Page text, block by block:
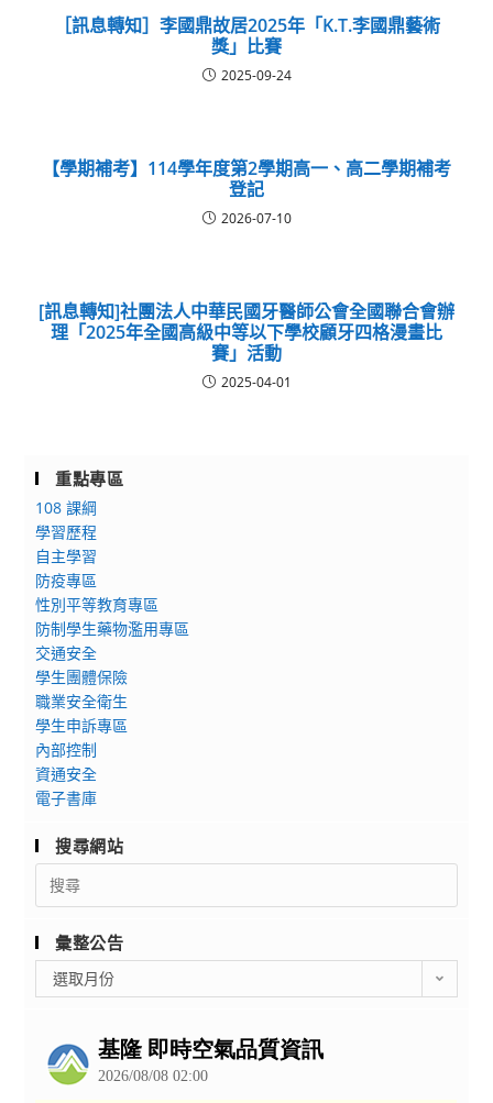
［訊息轉知］李國鼎故居2025年「K.T.李國鼎藝術
獎」比賽
2025-09-24
【學期補考】114學年度第2學期高一、高二學期補考
登記
2026-07-10
[訊息轉知]社團法人中華民國牙醫師公會全國聯合會辦
理「2025年全國高級中等以下學校顧牙四格漫畫比
賽」活動
2025-04-01
重點專區
108 課綱
學習歷程
自主學習
防疫專區
性別平等教育專區
防制學生藥物濫用專區
交通安全
學生團體保險
職業安全衛生
學生申訴專區
內部控制
資通安全
電子書庫
搜尋網站
Search
for:
彙整公告
整
選取月份